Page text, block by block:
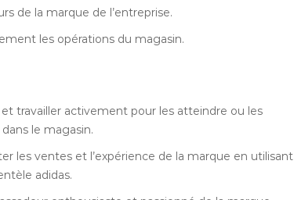
de la marque de l’entreprise.
les opérations du magasin.
travailler activement pour les atteindre ou les
le magasin.
les ventes et l’expérience de la marque en utilisant
adidas.